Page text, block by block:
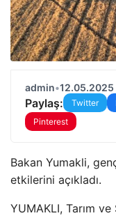
admin•12.05.2025
Paylaş: Twitter
Pinterest
Bakan Yumakli,
etkilerini açıkladı.
YUMAKLI, Tarım